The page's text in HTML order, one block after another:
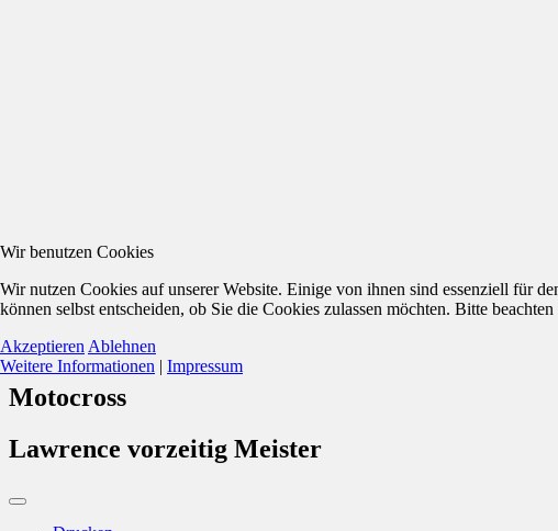
Motocross
Lawrence vorzeitig Meister
Wir benutzen Cookies
Wir nutzen Cookies auf unserer Website. Einige von ihnen sind essenziell für
können selbst entscheiden, ob Sie die Cookies zulassen möchten. Bitte
Akzeptieren Ablehnen
Weitere Informationen | Impressum